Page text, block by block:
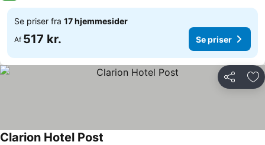
Se priser fra 17 hjemmesider
Af 517 kr. Se priser
Del
Clarion Hotel Post